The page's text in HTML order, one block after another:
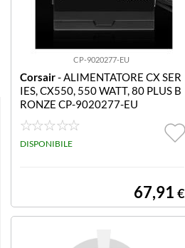
CP-9020277-EU
Corsair- ALIMENTATORE CX SER
IES, CX550, 550 WATT, 80 PLUS B
RONZE CP-9020277-EU
DISPONIBILE
67,91 €